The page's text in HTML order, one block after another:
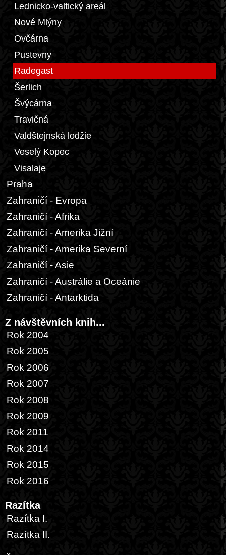
Lednicko-valtický areál
Nové Mlýny
Ovčárna
Pustevny
Radegast
Šerlich
Švýcárna
Travičná
Valdštejnská lodžie
Veselý Kopec
Visalaje
Praha
Zahraničí - Evropa
Zahraničí - Afrika
Zahraničí - Amerika Jižní
Zahraničí - Amerika Severní
Zahraničí - Asie
Zahraničí - Austrálie a Oceánie
Zahraničí - Antarktida
Z návštěvních knih...
Rok 2004
Rok 2005
Rok 2006
Rok 2007
Rok 2008
Rok 2009
Rok 2011
Rok 2014
Rok 2015
Rok 2016
Razítka
Razítka I.
Razítka II.